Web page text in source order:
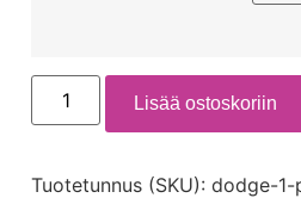
Lisää ostoskoriin
Tuotetunnus (SKU): dodge-